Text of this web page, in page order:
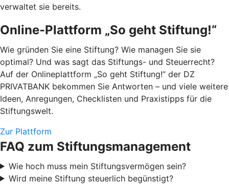
verwaltet sie bereits.
Online-Plattform „So geht Stiftung!“
Wie gründen Sie eine Stiftung? Wie managen Sie sie
optimal? Und was sagt das Stiftungs- und Steuerrecht?
Auf der Onlineplattform „So geht Stiftung!“ der DZ
PRIVATBANK bekommen Sie Antworten – und viele weitere
Ideen, Anregungen, Checklisten und Praxistipps für die
Stiftungswelt.
Zur Plattform
FAQ zum Stiftungsmanagement
Wie hoch muss mein Stiftungsvermögen sein?
Wird meine Stiftung steuerlich begünstigt?